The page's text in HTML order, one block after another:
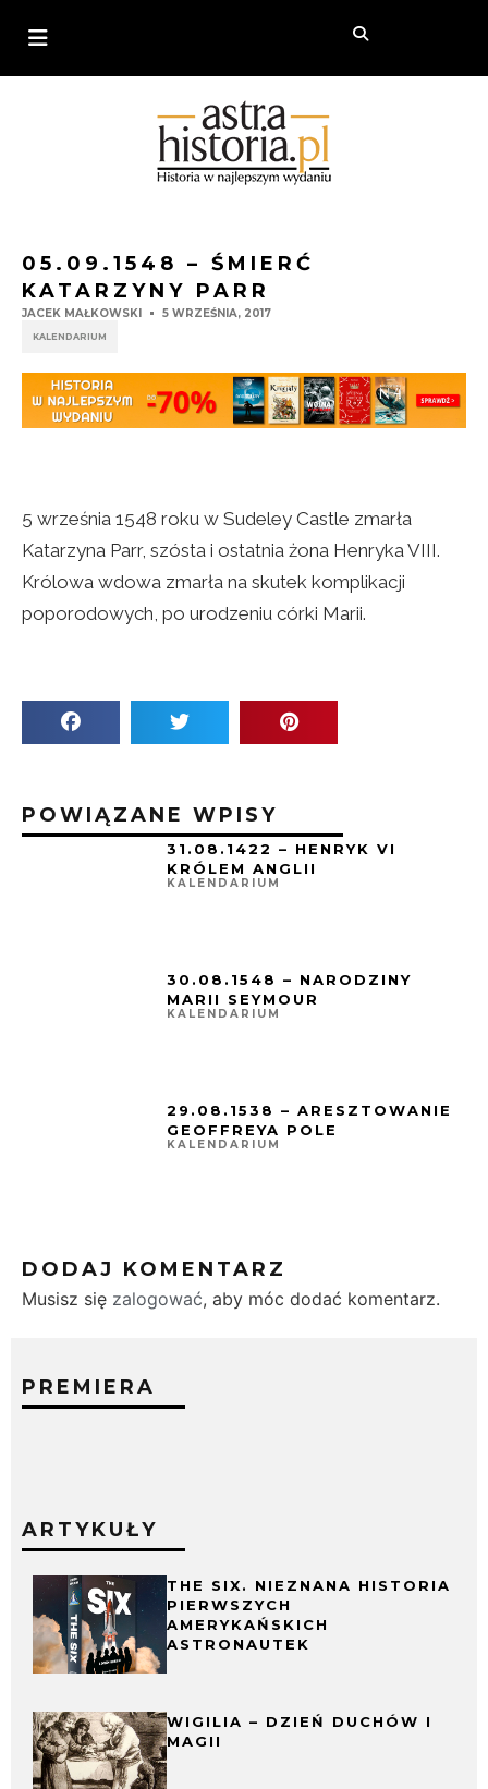
05.09.1548 – ŚMIERĆ
KATARZYNY PARR
JACEK MAŁKOWSKI 5 WRZEŚNIA, 2017
KALENDARIUM
5 września 1548 roku w Sudeley Castle zmarła
Katarzyna Parr, szósta i ostatnia żona Henryka VIII.
Królowa wdowa zmarła na skutek komplikacji
poporodowych, po urodzeniu córki Marii.
POWIĄZANE WPISY
31.08.1422 – HENRYK VI
KRÓLEM ANGLII
KALENDARIUM
30.08.1548 – NARODZINY
MARII SEYMOUR
KALENDARIUM
29.08.1538 – ARESZTOWANIE
GEOFFREYA POLE
KALENDARIUM
DODAJ KOMENTARZ
Musisz się zalogować, aby móc dodać komentarz.
PREMIERA
ARTYKUŁY
THE SIX. NIEZNANA HISTORIA
PIERWSZYCH
AMERYKAŃSKICH
ASTRONAUTEK
WIGILIA – DZIEŃ DUCHÓW I
MAGII